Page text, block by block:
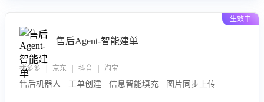
生效中
售后Agent-智能建单
拼多多 | 京东 | 抖音 | 淘宝
售后机器人 · 工单创建 · 信息智能填充 · 图片同步上传